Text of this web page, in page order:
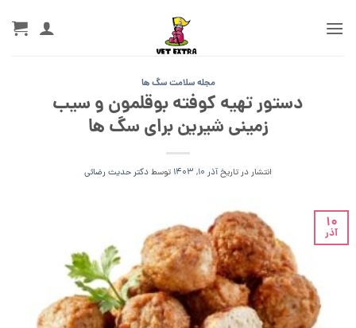
مجله سلامت سگ ها
دستور تهیه کوفته بوقلمون و سیب
زمینی شیرین برای سگ ها
انتشار در تاریخآذر 10, 1403 توسطدکتر حدیث رضائی
10
آذر